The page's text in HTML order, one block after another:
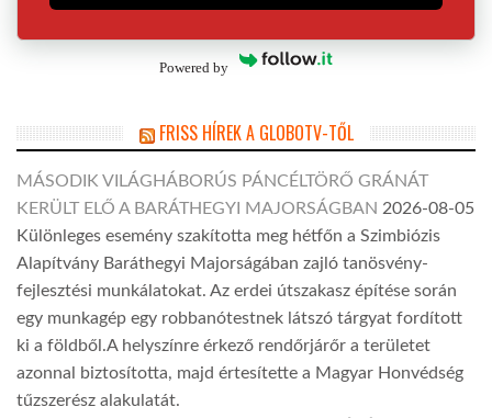
Powered by
FRISS HÍREK A GLOBOTV-TŐL
MÁSODIK VILÁGHÁBORÚS PÁNCÉLTÖRŐ GRÁNÁT
KERÜLT ELŐ A BARÁTHEGYI MAJORSÁGBAN 2026-08-05
Különleges esemény szakította meg hétfőn a Szimbiózis
Alapítvány Baráthegyi Majorságában zajló tanösvény-
fejlesztési munkálatokat. Az erdei útszakasz építése során
egy munkagép egy robbanótestnek látszó tárgyat fordított
ki a földből.A helyszínre érkező rendőrjárőr a területet
azonnal biztosította, majd értesítette a Magyar Honvédség
tűzszerész alakulatát.